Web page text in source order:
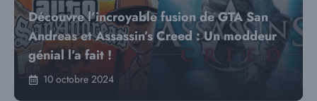
Découvre l’incroyable fusion de GTA San
Andreas et Assassin’s Creed : Un moddeur
génial l’a fait !
10 octobre 2024